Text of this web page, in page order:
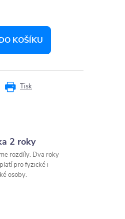
KOŠÍKU
Tisk
2 roky
rozdíly. Dva roky
pro fyzické i
osoby.